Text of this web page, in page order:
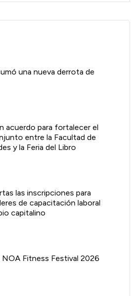
una nueva derrota de
acuerdo para fortalecer el
entre la Facultad de
y la Feria del Libro
las inscripciones para
de capacitación laboral
capitalino
NOA Fitness Festival 2026